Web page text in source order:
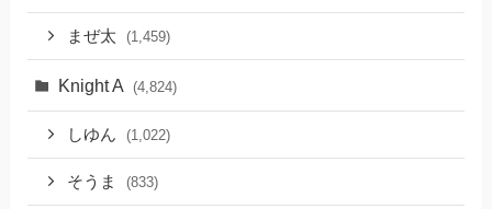
まぜ太 (1,459)
Knight A (4,824)
しゆん (1,022)
そうま (833)